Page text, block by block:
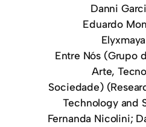
Danni
Eduardo
Entre Nós (Grupo
Arte,
Sociedade)
Technology and
Fernanda Nicolini;